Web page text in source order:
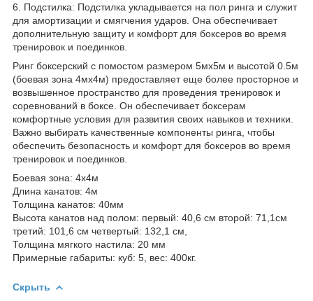
6. Подстилка: Подстилка укладывается на пол ринга и служит
для амортизации и смягчения ударов. Она обеспечивает
дополнительную защиту и комфорт для боксеров во время
тренировок и поединков.
Ринг боксерский с помостом размером 5мх5м и высотой 0.5м
(боевая зона 4мх4м) предоставляет еще более просторное и
возвышенное пространство для проведения тренировок и
соревнований в боксе. Он обеспечивает боксерам
комфортные условия для развития своих навыков и техники.
Важно выбирать качественные компоненты ринга, чтобы
обеспечить безопасность и комфорт для боксеров во время
тренировок и поединков.
Боевая зона: 4х4м
Длина канатов: 4м
Толщина канатов: 40мм
Высота канатов над полом: первый: 40,6 см второй: 71,1см
третий: 101,6 см четвертый: 132,1 см,
Толщина мягкого настила: 20 мм
Примерные габариты: куб: 5, вес: 400кг.
Скрыть